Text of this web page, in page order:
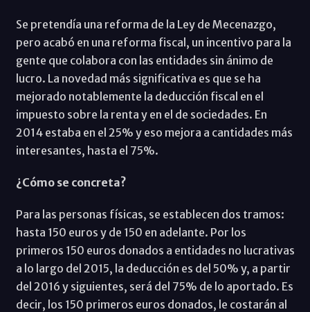
Se pretendía una reforma de la Ley de Mecenazgo,
pero acabó en una reforma fiscal, un incentivo para la
gente que colabora con las entidades sin ánimo de
lucro. La novedad más significativa es que se ha
mejorado notablemente la deducción fiscal en el
impuesto sobre la renta y en el de sociedades. En
2014 estaba en el 25% y eso mejora a cantidades más
interesantes, hasta el 75%.
¿Cómo se concreta?
Para las personas físicas, se establecen dos tramos:
hasta 150 euros y de 150 en adelante. Por los
primeros 150 euros donados a entidades no lucrativas
a lo largo del 2015, la deducción es del 50% y, a partir
del 2016 y siguientes, será del 75% de lo aportado. Es
decir, los 150 primeros euros donados, le costarán al